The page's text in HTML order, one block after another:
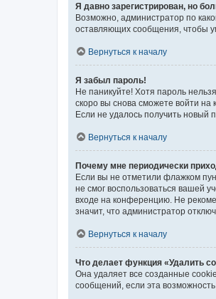
Я давно зарегистрирован, но
Возможно, администратор по
оставляющих сообщения, чтобы
Вернуться к началу
Я забыл пароль!
Не паникуйте! Хотя пароль
скоро вы снова сможете войти на
Если не удалось получить новый
Вернуться к началу
Почему мне периодически
Если вы не отметили флажком
не смог воспользоваться вашей
входе на конференцию. Не
значит, что администратор
Вернуться к началу
Что делает функция «Удалить
Она удаляет все созданные
сообщений, если эта